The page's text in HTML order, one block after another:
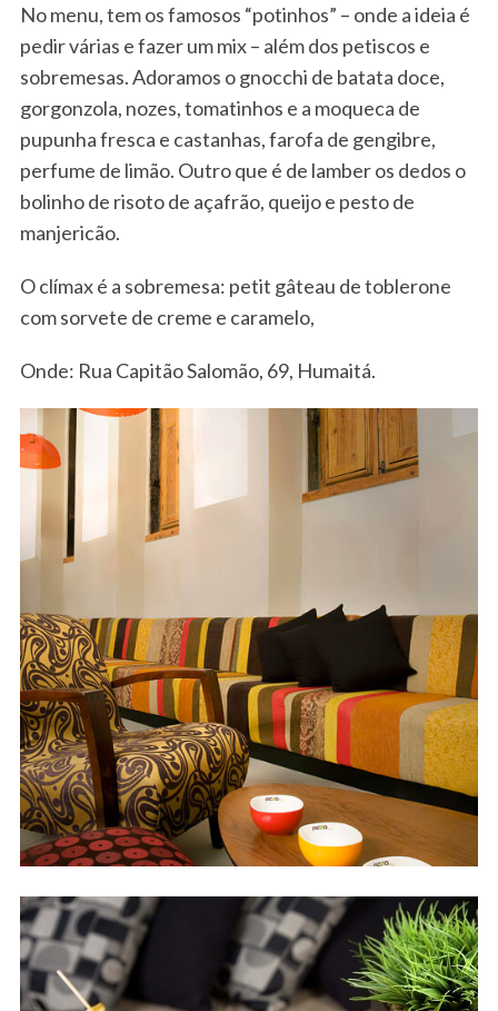
No menu, tem os famosos “potinhos” – onde a ideia é
pedir várias e fazer um mix – além dos petiscos e
sobremesas. Adoramos o gnocchi de batata doce,
gorgonzola, nozes, tomatinhos e a moqueca de
pupunha fresca e castanhas, farofa de gengibre,
perfume de limão. Outro que é de lamber os dedos o
bolinho de risoto de açafrão, queijo e pesto de
manjericão.
O clímax é a sobremesa: petit gâteau de toblerone
com sorvete de creme e caramelo,
Onde: Rua Capitão Salomão, 69, Humaitá.